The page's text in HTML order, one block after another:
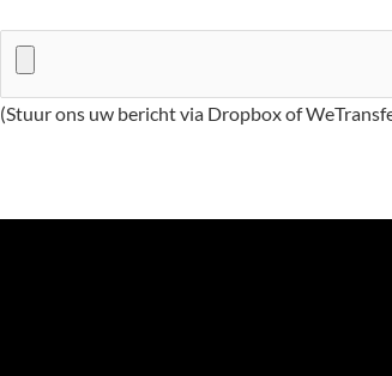
(Stuur ons uw bericht via Dropbox of